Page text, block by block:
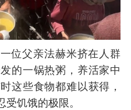
位父亲法赫米挤在人群
的一锅热粥，养活家中
这些食物都难以获得，
饥饿的极限。